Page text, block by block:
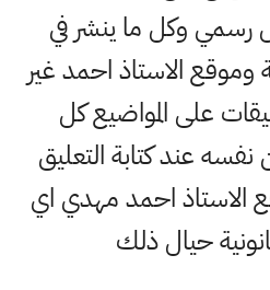
رسمي وكل ما ينشر في
وموقع الاستاذ احمد غير
على المواضيع كل
عند كتابة التعليق
الاستاذ احمد مهدي اي
حيال ذلك